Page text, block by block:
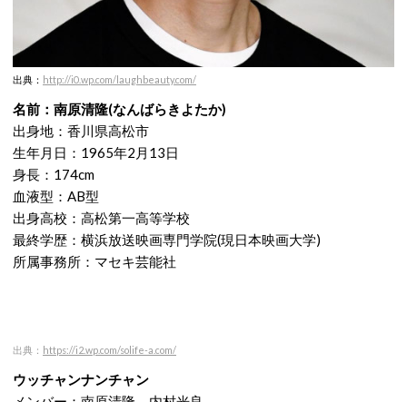
出典： http://i0.wp.com/laughbeauty.com/
名前：南原清隆(なんばらきよたか)
出身地：香川県高松市
生年月日：1965年2月13日
身長：174cm
血液型：AB型
出身高校：高松第一高等学校
最終学歴：横浜放送映画専門学院(現日本映画大学)
所属事務所：マセキ芸能社
出典： https://i2.wp.com/solife-a.com/
ウッチャンナンチャン